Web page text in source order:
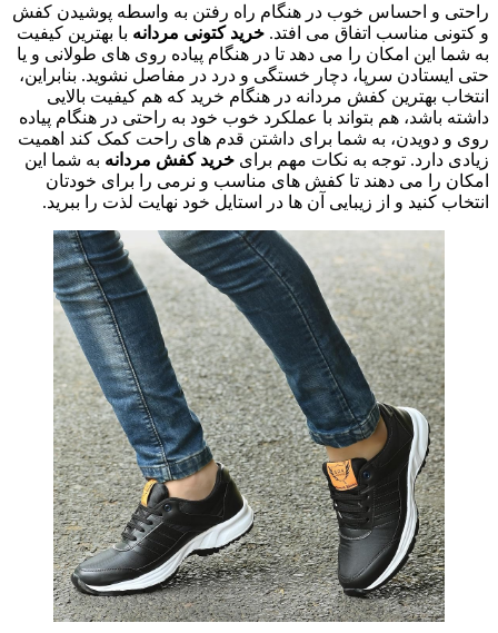
راحتی و احساس خوب در هنگام راه رفتن به واسطه پوشیدن کفش
و کتونی مناسب اتفاق می افتد. خرید کتونی مردانه با بهترین کیفیت
به شما این امکان را می دهد تا در هنگام پیاده روی های طولانی و یا
حتی ایستادن سرپا، دچار خستگی و درد در مفاصل نشوید. بنابراین،
انتخاب بهترین کفش مردانه در هنگام خرید که هم کیفیت بالایی
داشته باشد، هم بتواند با عملکرد خوب خود به راحتی در هنگام پیاده
روی و دویدن، به شما برای داشتن قدم های راحت کمک کند اهمیت
زیادی دارد. توجه به نکات مهم برای خرید کفش مردانه به شما این
امکان را می دهند تا کفش های مناسب و نرمی را برای خودتان
انتخاب کنید و از زیبایی آن ها در استایل خود نهایت لذت را ببرید.